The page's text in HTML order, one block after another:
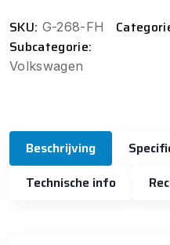
SKU: G-268-FH
Subcategorie:
Volkswagen
Beschrijving
Technische info